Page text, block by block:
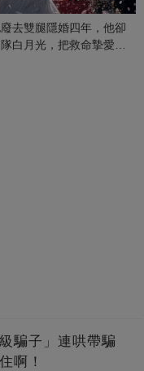
去雙腿隱婚四年，他卻
白月光，把救命摯愛當
騙子」連哄帶騙
啊！